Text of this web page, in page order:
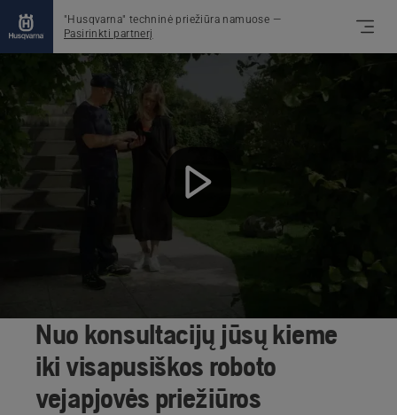
"Husqvarna" techninė priežiūra namuose —
Pasirinkti partnerį
Nuo konsultacijų jūsų kieme
iki visapusiškos roboto
vejapjovės priežiūros